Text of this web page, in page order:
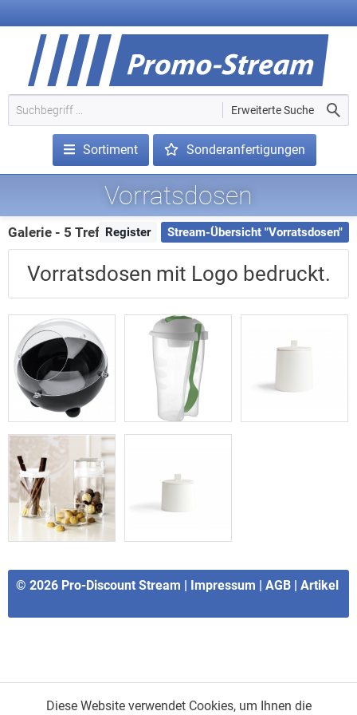
Sortiment Sonderanfertigungen
Erweiterte Suche
Vorratsdosen
Galerie - 5 TrefferRegister Stream-Übersicht "Vorratsdosen"
Vorratsdosen mit Logo bedruckt.
© 2026 Pro-Discount Stream Impressum AGB Artikel
Diese Website verwendet Cookies, um Ihnen die